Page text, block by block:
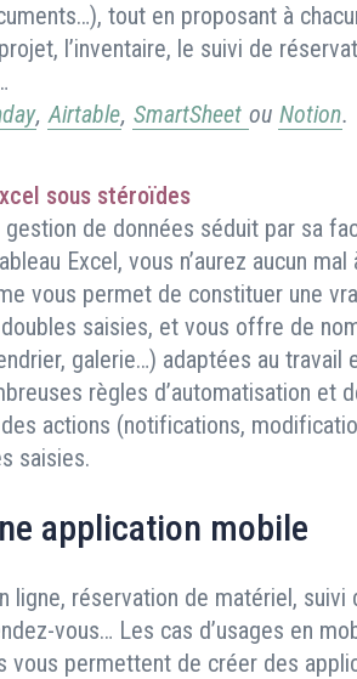
tout en proposant à
l’inventaire, le suivi de
, Airtable, SmartSheet ou Notion.
sous stéroïdes
de données séduit par sa
Excel, vous n’aurez aucun
vous permet de constituer une
doubles saisies, et vous offre de
galerie…) adaptées au travail
règles d’automatisation et
actions (notifications,
saisies.
application mobile
ligne, réservation de matériel, suivi
vous… Les cas d’usages en
vous permettent de créer des